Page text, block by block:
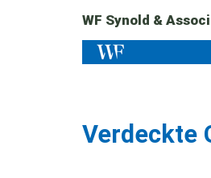
WF Synold &
Verdeckte